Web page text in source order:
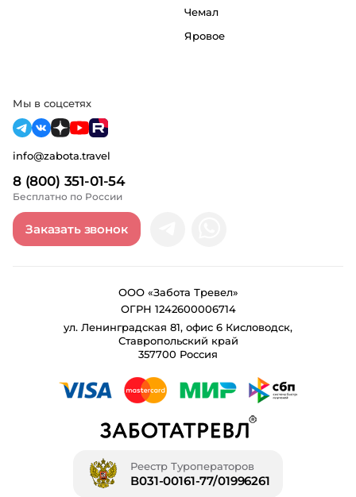
Чемал
Яровое
8 (800) 351-01-54
Бесплатно по России
info@zabota.travel
Заказать звонок
Мы в соцсетях
ООО «Забота Тревел»
ОГРН 1242600006714
ул. Ленинградская 81, офис 6 Кисловодск,
Ставропольский край
357700 Россия
Реестр Туроператоров
В031-00161-77/01996261